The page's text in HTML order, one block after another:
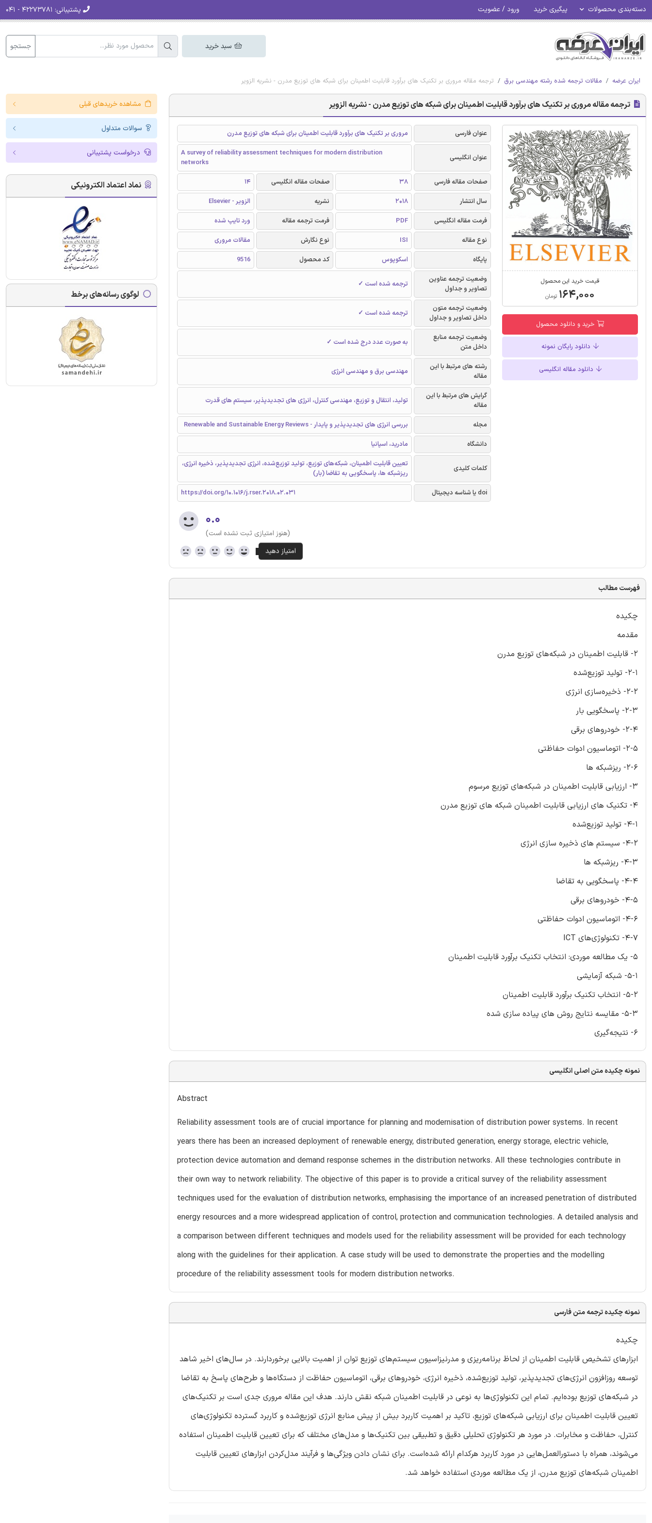
دسته‌بندی محصولات پیگیری خرید ورود / عضویت پشتیبانی:
سبد خرید جستجو
ایران عرضه مقالات ترجمه شده رشته مهندسی برق ترجمه مقاله مروری بر تکنیک های برآورد قابلیت اطمینان برای شبکه های توزیع مدرن - نشریه الزویر
ترجمه مقاله مروری بر تکنیک های برآورد قابلیت اطمینان برای شبکه های توزیع مدرن - نشریه الزویر
قیمت خرید این محصول
۱۶۴,۰۰۰ تومان
خرید و دانلود محصول
دانلود رایگان نمونه
دانلود مقاله انگلیسی
عنوان فارسی مروری بر تکنیک های برآورد قابلیت اطمینان برای شبکه های توزیع مدرن
عنوان انگلیسی
A survey of reliability assessment techniques for modern distribution
networks
صفحات مقاله فارسی
38 صفحات مقاله انگلیسی
14
سال انتشار
2018 نشریه
الزویر - Elsevier
فرمت مقاله انگلیسی
PDF فرمت ترجمه مقاله
ورد تایپ شده
نوع مقاله
ISI نوع نگارش
مقالات مروری
پایگاه
اسکوپوس کد محصول
9516
وضعیت ترجمه عناوین
تصاویر و جداول
ترجمه شده است ✓
وضعیت ترجمه متون
داخل تصاویر و جداول
ترجمه شده است ✓
وضعیت ترجمه منابع
داخل متن
به صورت عدد درج شده است ✓
رشته های مرتبط با این
مقاله
مهندسی برق و مهندسی انرژی
گرایش های مرتبط با این
مقاله
تولید، انتقال و توزیع، مهندسی کنترل، انرژی های تجدیدپذیر، سیستم های قدرت
مجله
بررسی انرژی های تجدیدپذیر و پایدار - Renewable and Sustainable Energy Reviews
دانشگاه
مادرید، اسپانیا
کلمات کلیدی
تعیین قابلیت اطمینان، شبکه‌های توزیع، تولید توزیع‌شده، انرژی تجدیدپذیر، ذخیره انرژی،
ریزشبکه ها، پاسخگویی به تقاضا (بار)
doi یا شناسه دیجیتال
https://doi.org/10.1016/j.rser.2018.02.031
۰.۰
(هنوز امتیازی ثبت نشده است)
فهرست مطالب
چکیده
مقدمه
2- قابلیت اطمینان در شبکه‌های توزیع مدرن
2-1- تولید توزیع‌شده
2-2- ذخیره‌سازی انرژی
2-3- پاسخگویی بار
2-4- خودروهای برقی
2-5- اتوماسیون ادوات حفاظتی
2-6- ریزشبکه ها
3- ارزیابی قابلیت اطمینان در شبکه‌های توزیع مرسوم
4- تکنیک های ارزیابی قابلیت اطمینان شبکه های توزیع مدرن
4-1- تولید توزیع‌شده
4-2- سیستم های ذخیره سازی انرژی
4-3- ریزشبکه ها
4-4- پاسخگویی به تقاضا
4-5- خودروهای برقی
4-6- اتوماسیون ادوات حفاظتی
4-7- تکنولوژی‌های ICT
5- یک مطالعه موردی: انتخاب تکنیک برآورد قابلیت اطمینان
5-1- شبکه آزمایشی
5-2- انتخاب تکنیک برآورد قابلیت اطمینان
5-3- مقایسه نتایج روش های پیاده سازی شده
6- نتیجه‌گیری
نمونه چکیده متن اصلی انگلیسی
Abstract
Reliability assessment tools are of crucial importance for planning and modernisation of distribution power systems. In recent
years there has been an increased deployment of renewable energy, distributed generation, energy storage, electric vehicle,
protection device automation and demand response schemes in the distribution networks. All these technologies contribute in
their own way to network reliability. The objective of this paper is to provide a critical survey of the reliability assessment
techniques used for the evaluation of distribution networks, emphasising the importance of an increased penetration of distributed
energy resources and a more widespread application of control, protection and communication technologies. A detailed analysis and
a comparison between different techniques and models used for the reliability assessment will be provided for each technology
along with the guidelines for their application. A case study will be used to demonstrate the properties and the modelling
procedure of the reliability assessment tools for modern distribution networks.
نمونه چکیده ترجمه متن فارسی
چکیده
ابزارهای تشخیص قابلیت اطمینان از لحاظ برنامه‌ریزی و مدرنیزاسیون سیستم‌های توزیع توان از اهمیت بالایی برخوردارند. در سال‌های اخیر شاهد
توسعه روزافزون انرژی‌های تجدیدپذیر، تولید توزیع‌شده، ذخیره انرژی، خودروهای برقی، اتوماسیون حفاظت از دستگاه‌ها و طرح‌های پاسخ به تقاضا
در شبکه‌های توزیع بوده‌ایم. تمام این تکنولوژی‌ها به نوعی در قابلیت اطمینان شبکه نقش دارند. هدف این مقاله مروری جدی است بر تکنیک‌های
تعیین قابلیت اطمینان برای ارزیابی شبکه‌های توزیع، تاکید بر اهمیت کاربرد بیش از پیش منابع انرژی توزیع‌شده و کاربرد گسترده تکنولوژی‌های
کنترل، حفاظت و مخابرات. در مورد هر تکنولوژی تحلیلی دقیق و تطبیقی بین تکنیک‌ها و مدل‌های مختلف که برای تعیین قابلیت اطمینان استفاده
می‌شوند، همراه با دستورالعمل‌هایی در مورد کاربرد هرکدام ارائه شده‌است. برای نشان‌ دادن ویژگی‌ها و فرآیند مدل‌کردن ابزار‌های تعیین قابلیت
اطمینان شبکه‌های توزیع مدرن، از یک مطالعه موردی استفاده خواهد شد.
مشاهده خریدهای قبلی
سوالات متداول
درخواست پشتیبانی
نماد اعتماد الکترونیکی
لوگوی رسانه‌های برخط